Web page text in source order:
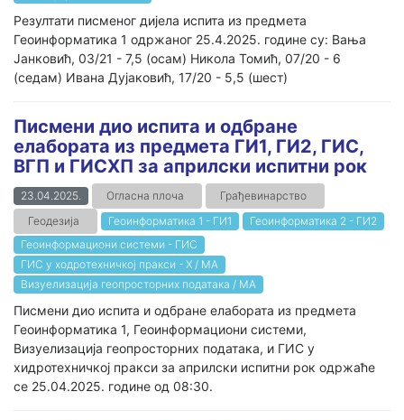
Резултати писменог дијела испита из предмета
Геоинформатика 1 одржаног 25.4.2025. године су: Вања
Јанковић, 03/21 - 7,5 (осам) Никола Томић, 07/20 - 6
(седам) Ивана Дујаковић, 17/20 - 5,5 (шест)
Писмени дио испита и одбране
елабората из предмета ГИ1, ГИ2, ГИС,
ВГП и ГИСХП за априлски испитни рок
23.04.2025. Огласна плоча
Грађевинарство
Геодезија
Геоинформатика 1 - ГИ1
Геоинформатика 2 - ГИ2
Геоинформациони системи - ГИС
ГИС у ходротехничкој пракси - Х / МА
Визуелизација геопросторних података / МА
Писмени дио испита и одбране елабората из предмета
Геоинформатика 1, Геоинформациони системи,
Визуелизација геопросторних података, и ГИС у
хидротехничкој пракси за априлски испитни рок одржаће
се 25.04.2025. године од 08:30.